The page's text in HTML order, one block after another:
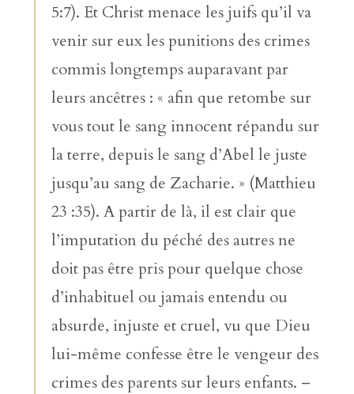
5:7). Et Christ menace les juifs qu’il va
venir sur eux les punitions des crimes
commis longtemps auparavant par
leurs ancêtres : « afin que retombe sur
vous tout le sang innocent répandu sur
la terre, depuis le sang d’Abel le juste
jusqu’au sang de Zacharie. » (Matthieu
23 :35). A partir de là, il est clair que
l’imputation du péché des autres ne
doit pas être pris pour quelque chose
d’inhabituel ou jamais entendu ou
absurde, injuste et cruel, vu que Dieu
lui-même confesse être le vengeur des
crimes des parents sur leurs enfants. –